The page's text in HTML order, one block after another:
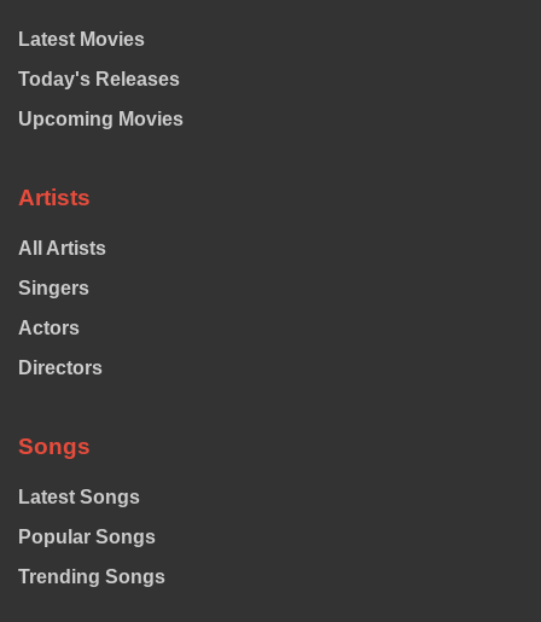
Latest Movies
Today's Releases
Upcoming Movies
Artists
All Artists
Singers
Actors
Directors
Songs
Latest Songs
Popular Songs
Trending Songs